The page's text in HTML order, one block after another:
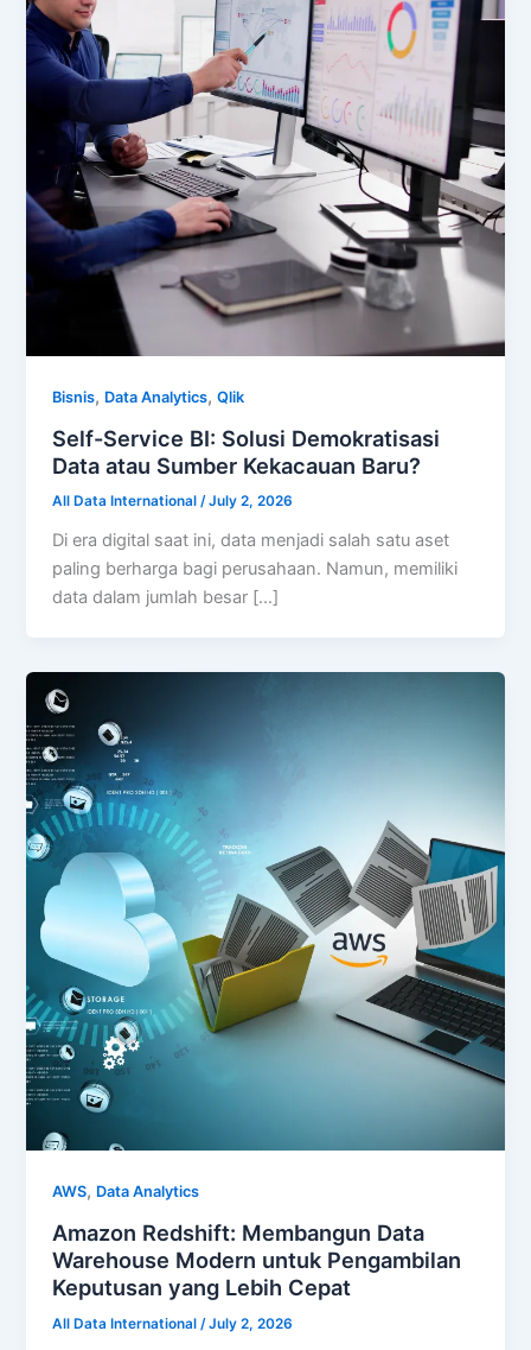
Bisnis, Data Analytics,Qlik
Self-Service BI: Solusi Demokratisasi
Data atau Sumber Kekacauan Baru?
All Data International/July 2, 2026
Di era digital saat ini, data menjadi salah satu aset
paling berharga bagi perusahaan. Namun, memiliki
data dalam jumlah besar […]
AWS, Data Analytics
Amazon Redshift: Membangun Data
Warehouse Modern untuk Pengambilan
Keputusan yang Lebih Cepat
All Data International/July 2, 2026